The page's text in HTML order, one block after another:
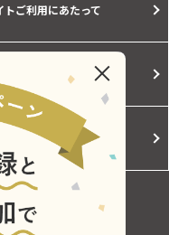
トご利用にあたって
用規約